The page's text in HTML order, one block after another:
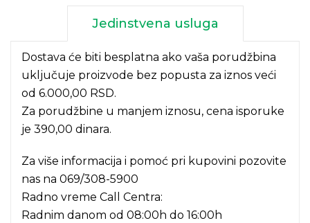
Jedinstvena usluga
Dostava će biti besplatna ako vaša porudžbina
uključuje proizvode bez popusta za iznos veći
od 6.000,00 RSD.
Za porudžbine u manjem iznosu, cena isporuke
je 390,00 dinara.
Za više informacija i pomoć pri kupovini pozovite
nas na 069/308-5900
Radno vreme Call Centra:
Radnim danom od 08:00h do 16:00h